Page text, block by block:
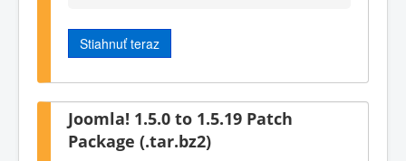
Stiahnuť teraz
Joomla! 1.5.0 to 1.5.19 Patch
Package (.tar.bz2)